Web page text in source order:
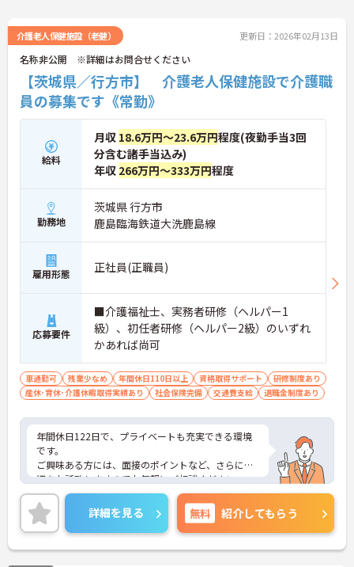
介護老人保健施設（老健） 更新日：2026年02月13日
名称非公開 ※詳細はお問合せください
【茨城県／行方市】 介護老人保健施設で介護職
員の募集です《常勤》
給料
月収 18.6万円～23.6万円程度(夜勤手当3回
分含む諸手当込み)
年収 266万円～333万円程度
勤務地
茨城県 行方市
鹿島臨海鉄道大洗鹿島線
雇用形態 正社員(正職員)
応募要件
■介護福祉士、実務者研修（ヘルパー1
級）、初任者研修（ヘルパー2級）のいずれ
かあれば尚可
車通勤可 残業少なめ 年間休日110日以上 資格取得サポート
研修制度あり
産休･育休･介護休暇取得実績あり
社会保険完備 交通費支給 退職金制度あり
年間休日122日で、プライベートも充実できる環境
です。
ご興味ある方には、面接のポイントなど、さらに詳
細をお話致しますのでお気軽にご相談ください。
詳細を見る 無料 紹介してもらう